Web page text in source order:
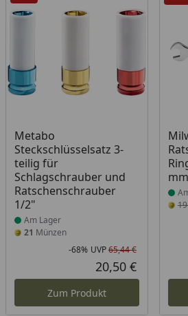
Metabo
Steckschlüsselsatz 3-
teilig für
Schlagschrauber und
Ratschenschrauber
1/2"
Produkt am Lager
Am Lager
21 Münzen
Rabatt in
-68% UVP65,44 €
Aktueller
20,50 €
Zum Produkt